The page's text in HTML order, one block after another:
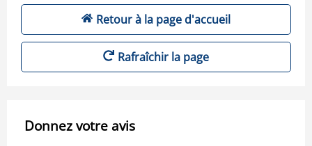
Retour à la page d'accueil
Rafraîchir la page
Donnez votre avis